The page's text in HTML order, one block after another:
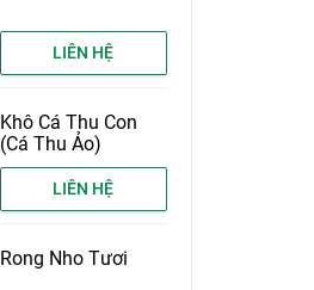
LIÊN HỆ
Khô Cá Thu Con
(Cá Thu Ảo)
LIÊN HỆ
Rong Nho Tươi